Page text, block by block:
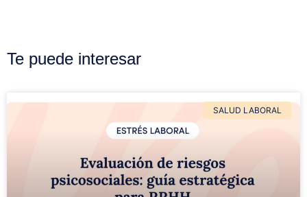
Te puede interesar
SALUD LABORAL